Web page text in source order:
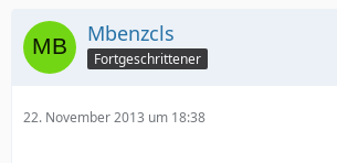
Mbenzcls
Fortgeschrittener
22. November 2013 um 18:38